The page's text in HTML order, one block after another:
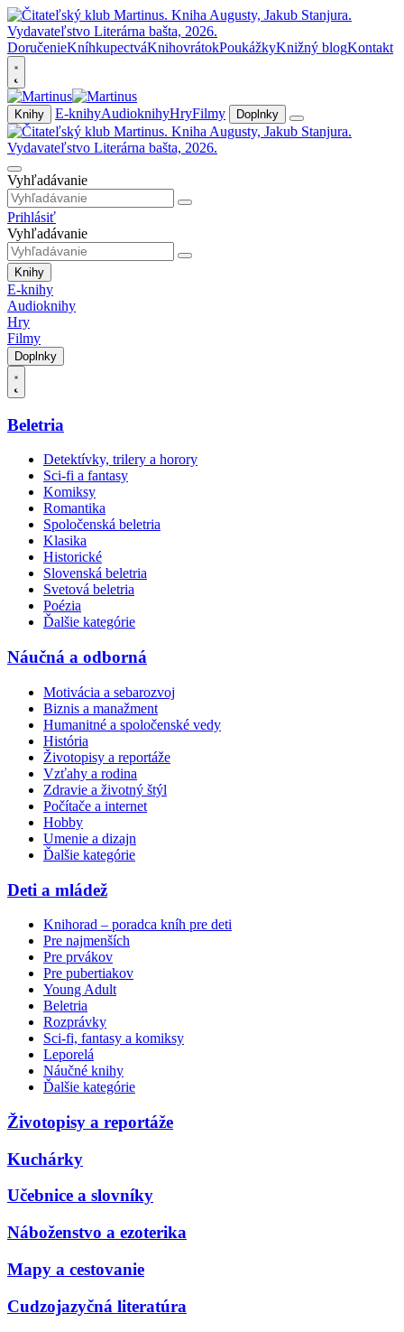
DoručenieKníhkupectváKnihovrátokPoukážkyKnižný blogKontakt
Knihy E-knihyAudioknihyHryFilmy Doplnky
Vyhľadávanie
Prihlásiť
Vyhľadávanie
Knihy
E-knihy
Audioknihy
Hry
Filmy
Doplnky
Beletria
Detektívky, trilery a horory
Sci-fi a fantasy
Komiksy
Romantika
Spoločenská beletria
Klasika
Historické
Slovenská beletria
Svetová beletria
Poézia
Ďalšie kategórie
Náučná a odborná
Motivácia a sebarozvoj
Biznis a manažment
Humanitné a spoločenské vedy
História
Životopisy a reportáže
Vzťahy a rodina
Zdravie a životný štýl
Počítače a internet
Hobby
Umenie a dizajn
Ďalšie kategórie
Deti a mládež
Knihorad – poradca kníh pre deti
Pre najmenších
Pre prvákov
Pre pubertiakov
Young Adult
Beletria
Rozprávky
Sci-fi, fantasy a komiksy
Leporelá
Náučné knihy
Ďalšie kategórie
Životopisy a reportáže
Kuchárky
Učebnice a slovníky
Náboženstvo a ezoterika
Mapy a cestovanie
Cudzojazyčná literatúra